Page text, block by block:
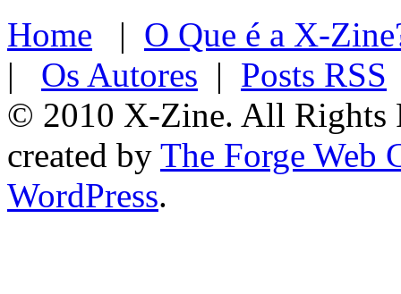
Home | O Que é a X-
| Os Autores | Posts RSS
© 2010 X-Zine. All Rights
created by The Forge Web
WordPress.